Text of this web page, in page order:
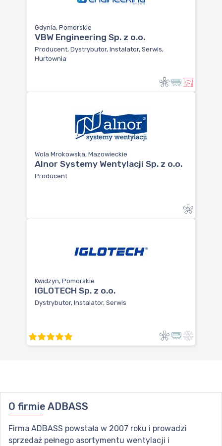
Gdynia, Pomorskie
VBW Engineering Sp. z o.o.
Producent, Dystrybutor, Instalator, Serwis,
Hurtownia
Wola Mrokowska, Mazowieckie
Alnor Systemy Wentylacji Sp. z o.o.
Producent
Kwidzyn, Pomorskie
IGLOTECH Sp. z o.o.
Dystrybutor, Instalator, Serwis
O firmie ADBASS
Firma ADBASS powstała w 2007 roku i prowadzi
sprzedaż pełnego asortymentu wentylacji i